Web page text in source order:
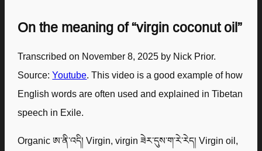
On the meaning of “virgin coconut oil”
Transcribed on November 8, 2025 by Nick Prior.
Source:Youtube. This video is a good example of how
English words are often used and explained in Tibetan
speech in Exile.
Organic ཨ་ནི་འདི། Virgin, virgin ཟེར་དུས་ག་རེ་རེད། Virgin oil,